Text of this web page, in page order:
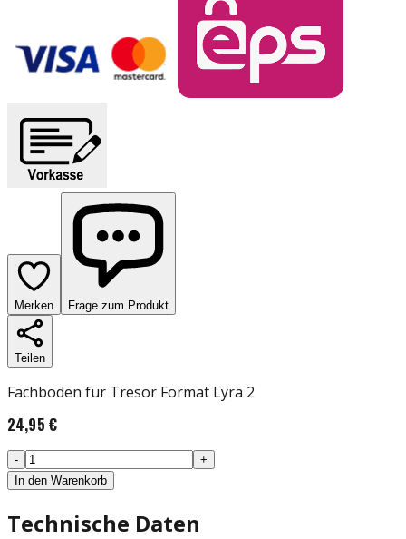
Merken Frage zum Produkt
Teilen
Fachboden für Tresor Format Lyra 2
24,95 €
-
+
In den Warenkorb
Technische Daten